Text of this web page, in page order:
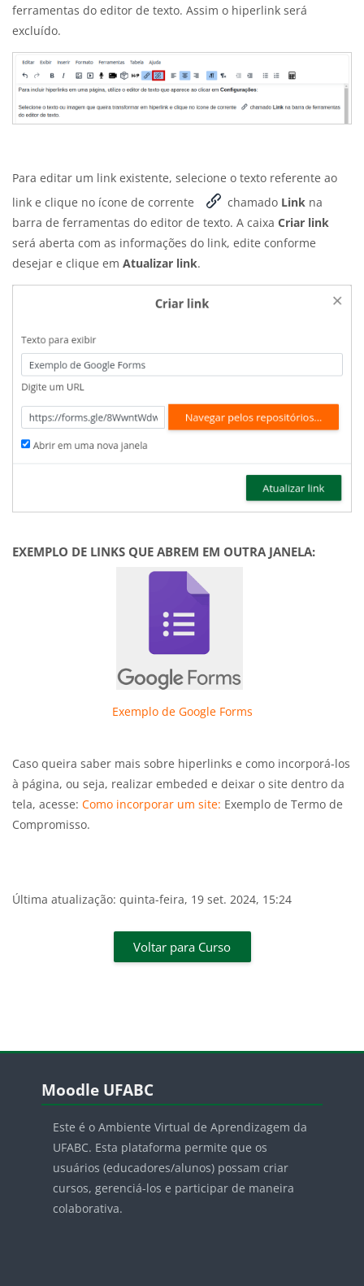
ferramentas do editor de texto. Assim o hiperlink será
excluído.
Para editar um link existente, selecione o texto referente ao
link e clique no ícone de corrente
chamado Link na
barra de ferramentas do editor de texto. A caixa Criar link
será aberta com as informações do link, edite conforme
desejar e clique em Atualizar link.
EXEMPLO DE LINKS QUE ABREM EM OUTRA JANELA:
Exemplo de Google Forms
Caso queira saber mais sobre hiperlinks e como incorporá-los
à página, ou seja, realizar embeded e deixar o site dentro da
tela, acesse: Como incorporar um site: Exemplo de Termo de
Compromisso.
Última atualização: quinta-feira, 19 set. 2024, 15:24
Voltar para Curso
Moodle UFABC
Este é o Ambiente Virtual de Aprendizagem da
UFABC. Esta plataforma permite que os
usuários (educadores/alunos) possam criar
cursos, gerenciá-los e participar de maneira
colaborativa.